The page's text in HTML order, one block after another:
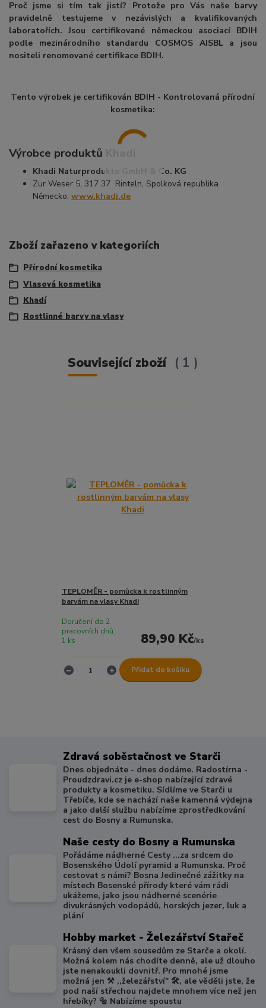
Proč jsme si tím tak jistí? Protože pro Vás naše barvy
pravidelně testujeme v nezávislých a kvalifikovaných
laboratořích. Jsou certifikované německou asociací BDIH
podle mezinárodního standardu COSMOS AISBL a jsou
nositeli renomované certifikace BDIH.
Tento výrobek je certifikován BDIH - Kontrolovaná přírodní
kosmetika:
Výrobce produktů Khadi
Khadi Naturprodukte GmbH & Co. KG
Zur Weser 5, 317 37 Rinteln, Spolková republika
Německo, www.khadi.de
Zboží zařazeno v kategoriích
Přírodní kosmetika
Vlasová kosmetika
Khadí
Rostlinné barvy na vlasy
Související zboží 1
TEPLOMĚR - pomůcka k rostlinným
barvám na vlasy Khadi
89,90 Kč/ks
Doručení do 2
pracovních dnů.
1 ks
Přidat do košíku
Zdravá soběstačnost ve Starči
Dnes objednáte - dnes dodáme. Radostírna -
Proudzdravi.cz je e-shop nabízející zdravé
produkty a kosmetiku. Sídlíme ve Starči u
Třebíče, kde se nachází naše kamenná výdejna
a jako další službu nabízíme zprostředkování
cest do Bosny a Rumunska.
Naše cesty do Bosny a Rumunska
Pořádáme nádherné Cesty ...za srdcem do
Bosenského Údolí pyramid a Rumunska. Proč
cestovat s námi? Bosna Jedinečné zážitky na
místech Bosenské přírody které vám rádi
ukážeme, jako jsou nádherné scenérie
divukrásných vodopádů, horských jezer, luk a
plání
Hobby market - Železářství Stařeč
Krásný den všem sousedům ze Starče a okolí.
Možná kolem nás chodíte denně, ale už dlouho
jste nenakoukli dovnitř. Pro mnohé jsme
možná jen ⚒️ ,,železářství" 🛠️, ale věděli jste, že
pod naší střechou najdete mnohem více než jen
hřebíky? 🔩 Nabízíme spoustu